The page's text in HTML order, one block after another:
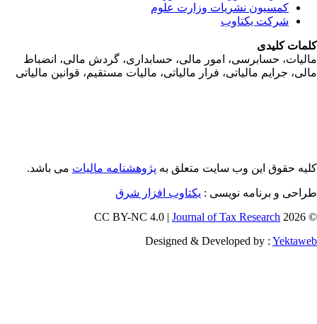
کمسیون نشریات وزارت علوم
شرکت یکتاوب
کلیدی
حسابرسی، امور مالی، حسابداری، گردش مالی، انضباط
جرايم مالياتی، فرار مالياتی، ماليات مستقيم، قوانين مالياتی
حقوق این وب سایت متعلق بهپژوهشنامه مالیاتمی باشد.
و برنامه نویسی : یکتاوب افزار شرق
©
Journal of Tax Research
Designed & Developed by :